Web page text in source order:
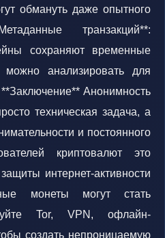
обмануть даже опытного
транзакций**:
сохраняют временные
анализировать для
Анонимность
техническая задача, а
и постоянного
криптовалют это
интернет-активности
монеты могут стать
Tor, VPN, офлайн-
создать непроницаемую